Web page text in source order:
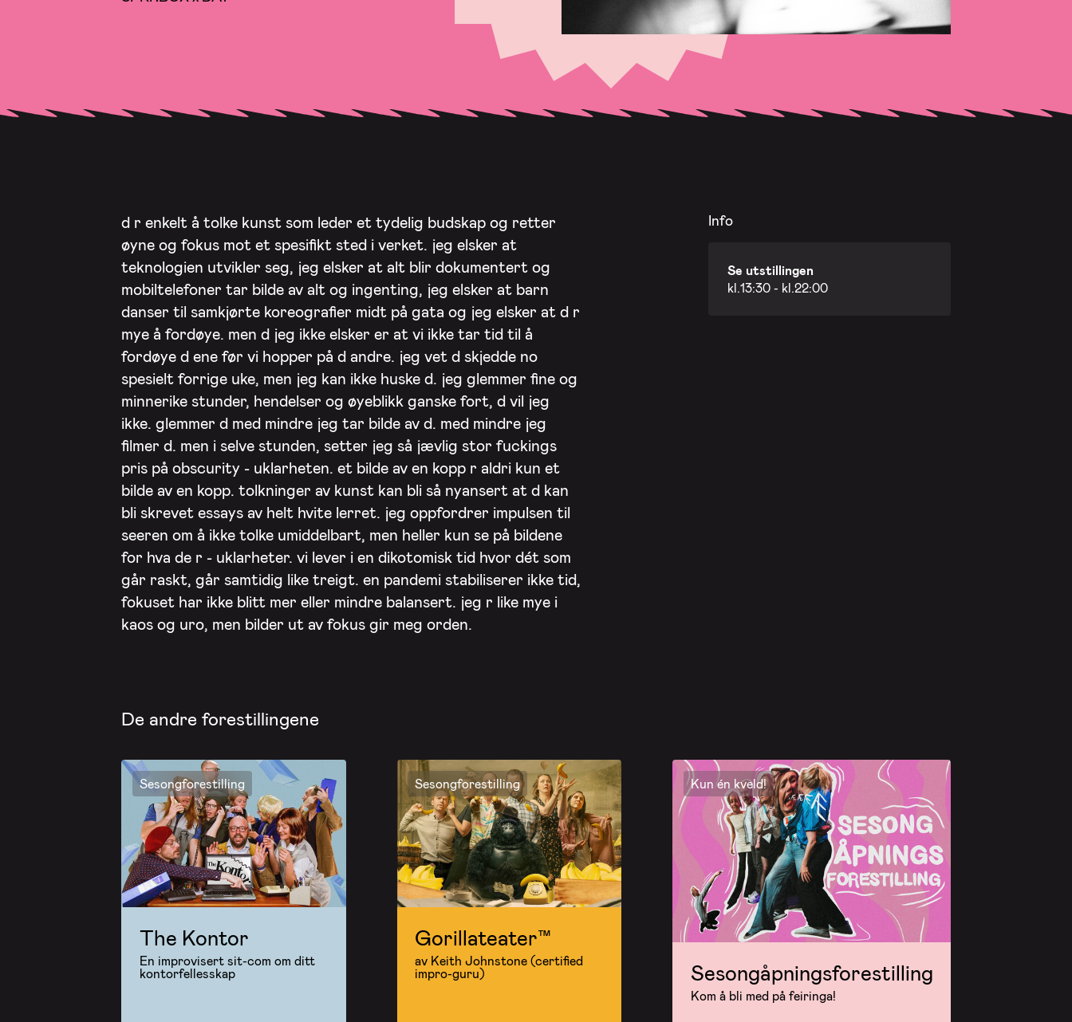
d r enkelt å tolke kunst som leder et tydelig budskap og retter
øyne og fokus mot et spesifikt sted i verket. jeg elsker at
teknologien utvikler seg, jeg elsker at alt blir dokumentert og
mobiltelefoner tar bilde av alt og ingenting, jeg elsker at barn
danser til samkjørte koreografier midt på gata og jeg elsker at d r
mye å fordøye. men d jeg ikke elsker er at vi ikke tar tid til å
fordøye d ene før vi hopper på d andre. jeg vet d skjedde no
spesielt forrige uke, men jeg kan ikke huske d. jeg glemmer fine og
minnerike stunder, hendelser og øyeblikk ganske fort, d vil jeg
ikke. glemmer d med mindre jeg tar bilde av d. med mindre jeg
filmer d. men i selve stunden, setter jeg så jævlig stor fuckings
pris på obscurity - uklarheten. et bilde av en kopp r aldri kun et
bilde av en kopp. tolkninger av kunst kan bli så nyansert at d kan
bli skrevet essays av helt hvite lerret. jeg oppfordrer impulsen til
seeren om å ikke tolke umiddelbart, men heller kun se på bildene
for hva de r - uklarheter. vi lever i en dikotomisk tid hvor dét som
går raskt, går samtidig like treigt. en pandemi stabiliserer ikke tid,
fokuset har ikke blitt mer eller mindre balansert. jeg r like mye i
kaos og uro, men bilder ut av fokus gir meg orden.
Info
Se utstillingen
kl.13:30 - kl.22:00
De andre forestillingene
Sesongforestilling
The Kontor
En improvisert sit-com om ditt
kontorfellesskap
Sesongforestilling
Gorillateater™
av Keith Johnstone (certified
impro-guru)
Kun én kveld!
Sesongåpningsforestilling
Kom å bli med på feiringa!